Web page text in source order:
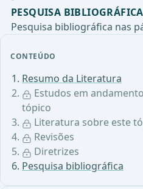
CONTEÚDO
Resumo da Literatura
Estudos em
tópico
Literatura sobre este
Revisões
Diretrizes
Pesquisa bibliográfica
PESQUISA BIBLIOGRÁFICA
Pesquisa bibliográfica nas